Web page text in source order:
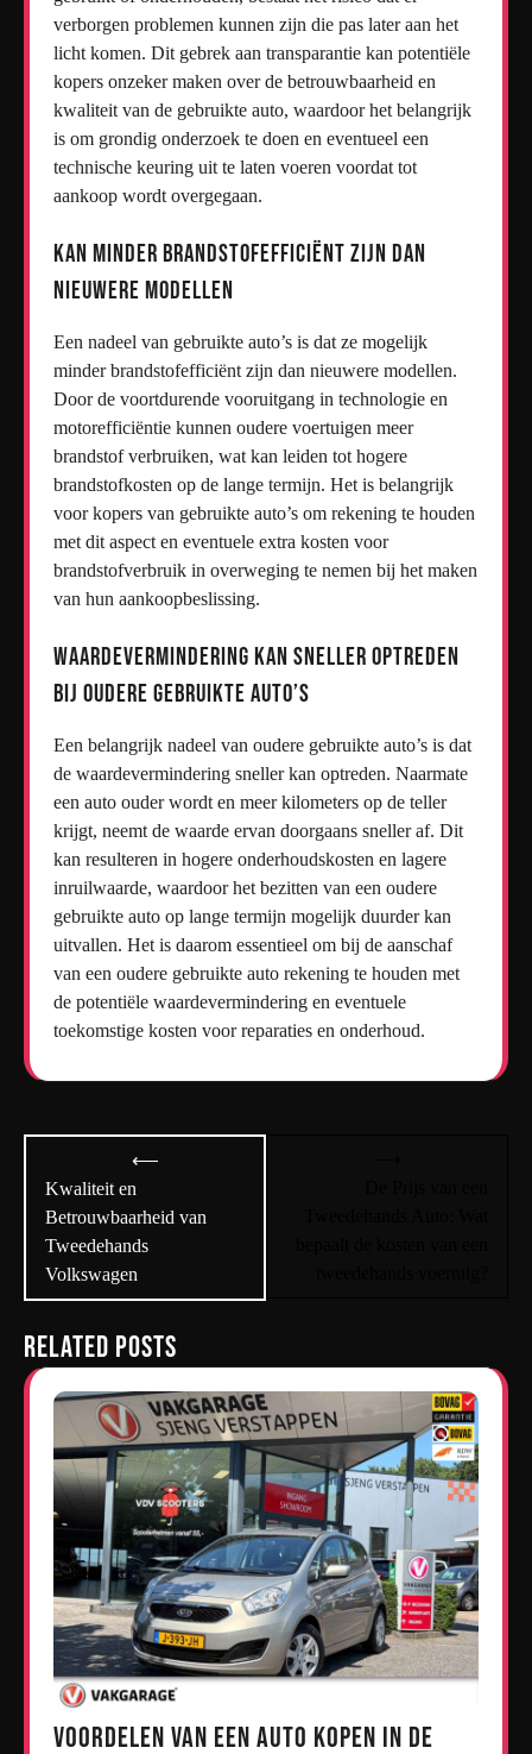
verborgen problemen kunnen zijn die pas later aan het
licht komen. Dit gebrek aan transparantie kan potentiële
kopers onzeker maken over de betrouwbaarheid en
kwaliteit van de gebruikte auto, waardoor het belangrijk
is om grondig onderzoek te doen en eventueel een
technische keuring uit te laten voeren voordat tot
aankoop wordt overgegaan.
Kan minder brandstofefficiënt zijn dan
nieuwere modellen
Een nadeel van gebruikte auto’s is dat ze mogelijk
minder brandstofefficiënt zijn dan nieuwere modellen.
Door de voortdurende vooruitgang in technologie en
motorefficiëntie kunnen oudere voertuigen meer
brandstof verbruiken, wat kan leiden tot hogere
brandstofkosten op de lange termijn. Het is belangrijk
voor kopers van gebruikte auto’s om rekening te houden
met dit aspect en eventuele extra kosten voor
brandstofverbruik in overweging te nemen bij het maken
van hun aankoopbeslissing.
Waardevermindering kan sneller optreden
bij oudere gebruikte auto’s
Een belangrijk nadeel van oudere gebruikte auto’s is dat
de waardevermindering sneller kan optreden. Naarmate
een auto ouder wordt en meer kilometers op de teller
krijgt, neemt de waarde ervan doorgaans sneller af. Dit
kan resulteren in hogere onderhoudskosten en lagere
inruilwaarde, waardoor het bezitten van een oudere
gebruikte auto op lange termijn mogelijk duurder kan
uitvallen. Het is daarom essentieel om bij de aanschaf
van een oudere gebruikte auto rekening te houden met
de potentiële waardevermindering en eventuele
toekomstige kosten voor reparaties en onderhoud.
navigatie
⟵
Kwaliteit en
Betrouwbaarheid van
Tweedehands
Volkswagen
Related Posts
Voordelen van een Auto Kopen in de